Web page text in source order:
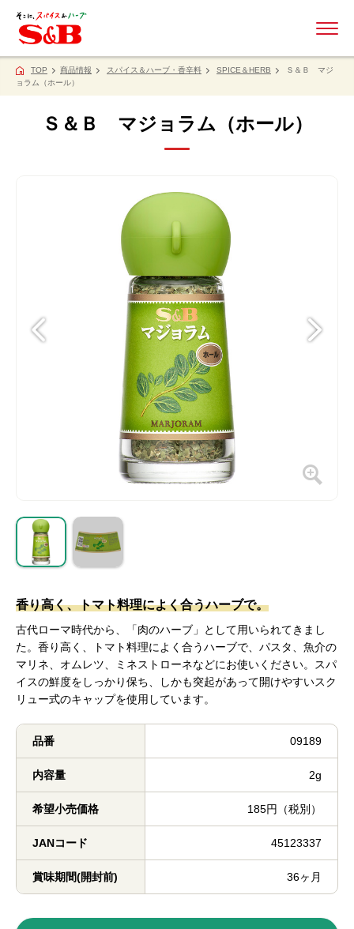
TOP 商品情報 スパイス＆ハーブ・香辛料 SPICE＆HERB
Ｓ＆Ｂ マジ
ョラム（ホール）
Ｓ＆Ｂ マジョラム（ホール）
香り高く、トマト料理によく合うハーブで。
古代ローマ時代から、「肉のハーブ」として用いられてきまし
た。香り高く、トマト料理によく合うハーブで、パスタ、魚介の
マリネ、オムレツ、ミネストローネなどにお使いください。スパ
イスの鮮度をしっかり保ち、しかも突起があって開けやすいスク
リュー式のキャップを使用しています。
品番 09189
内容量 2g
希望小売価格 185円（税別）
JANコード 45123337
賞味期間(開封前) 36ヶ月